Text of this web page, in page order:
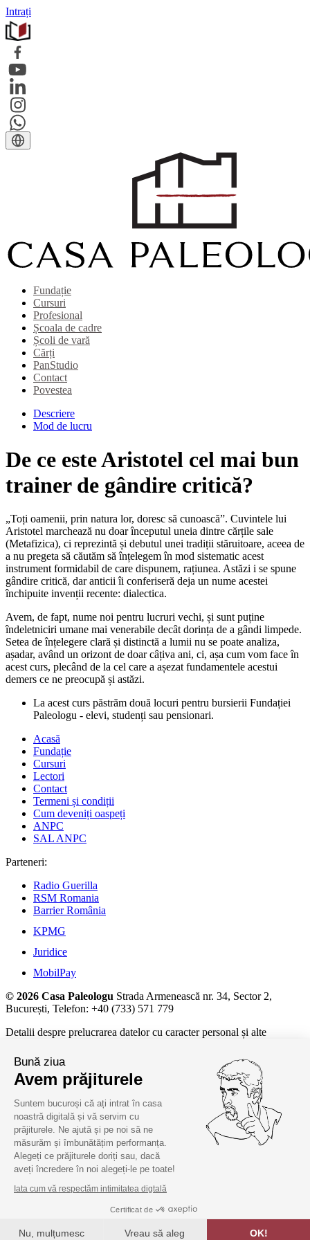
Intrați
Fundație
Cursuri
Profesional
Școala de cadre
Școli de vară
Cărți
PanStudio
Contact
Povestea
Descriere
Mod de lucru
De ce este Aristotel cel mai bun
trainer de gândire critică?
„Toți oamenii, prin natura lor, doresc să cunoască”. Cuvintele lui
Aristotel marchează nu doar începutul uneia dintre cărțile sale
(Metafizica), ci reprezintă și debutul unei tradiții stăruitoare, aceea de
a nu pregeta să căutăm să înțelegem în mod sistematic acest
instrument formidabil de care dispunem, rațiunea. Astăzi i se spune
gândire critică, dar anticii îi conferiseră deja un nume acestei
închipuite invenții recente: dialectica.
Avem, de fapt, nume noi pentru lucruri vechi, și sunt puține
îndeletniciri umane mai venerabile decât dorința de a gândi limpede.
Setea de înțelegere clară și distinctă a lumii nu se poate analiza,
așadar, având un orizont de doar câțiva ani, ci, așa cum vom face în
acest curs, plecând de la cel care a așezat fundamentele acestui
demers ce ne preocupă și astăzi.
La acest curs păstrăm două locuri pentru bursierii Fundației
Paleologu - elevi, studenți sau pensionari.
Acasă
Fundație
Cursuri
Lectori
Contact
Termeni și condiții
Cum deveniți oaspeți
ANPC
SAL ANPC
Parteneri:
Radio Guerilla
RSM Romania
Barrier România
KPMG
Juridice
MobilPay
© 2026 Casa Paleologu Strada Armenească nr. 34, Sector 2,
București, Telefon: +40 (733) 571 779
Detalii despre prelucrarea datelor cu caracter personal și alte
Bună ziua
Avem prăjiturele
Suntem bucuroși că ați intrat în casa
noastră digitală și vă servim cu
prăjiturele. Ne ajută și pe noi să ne
măsurăm și îmbunătățim performanța.
Alegeți ce prăjiturele doriți sau, dacă
aveți încredere în noi alegeți-le pe toate!
Iata cum vă respectăm intimitatea digtală
Certificat de
Nu, mulțumesc Vreau să aleg OK!